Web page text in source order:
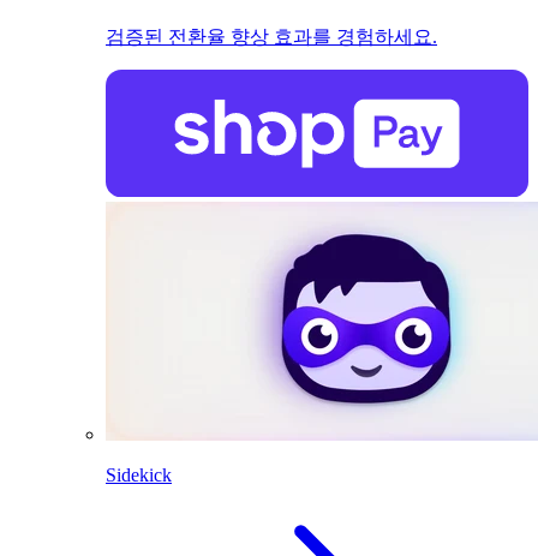
검증된 전환율 향상 효과를 경험하세요.
Sidekick